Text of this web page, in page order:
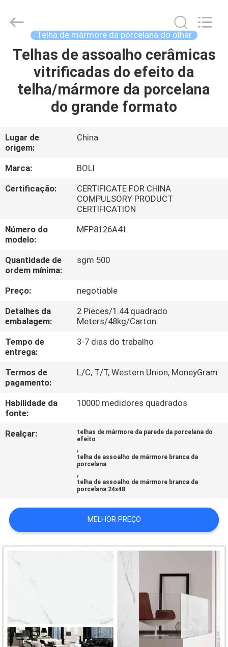
PARA
CASA
PRODUTOS
VÍDEOS
SOBRE
NÓS
À
FÁBRICA
CONTROLE
DE
QUALIDADE
CONTACTE-
NOS
SOLICITE UM
ORÇAMENTO
POLÍTICA
PRIVACIDADE
CERAMICS
CO.,LTD..
Reserved.
Telha de mármore da porcelana do olhar
Telhas de assoalho cerâmicas
vitrificadas do efeito da
telha/mármore da porcelana
do grande formato
Lugar de
origem:
China
Marca:
BOLI
Certificação:
CERTIFICATE FOR CHINA
COMPULSORY PRODUCT
CERTIFICATION
Número do
modelo:
MFP8126A41
Quantidade de
ordem mínima:
sgm 500
Preço:
negotiable
Detalhes da
embalagem:
2 Pieces/1.44 quadrado
Meters/48kg/Carton
Tempo de
entrega:
3-7 dias do trabalho
Termos de
pagamento:
L/C, T/T, Western Union, MoneyGram
Habilidade da
fonte:
10000 medidores quadrados
Realçar:
telhas de mármore da parede da porcelana do
efeito
,
telha de assoalho de mármore branca da
porcelana
,
telha de assoalho de mármore branca da
porcelana 24x48
MELHOR PREÇO